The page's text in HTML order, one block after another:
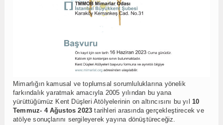
Mimarlığın kamusal ve toplumsal sorumluluklarına yönelik
farkındalık yaratmak amacıyla 2005 yılından bu yana
yürüttüğümüz Kent Düşleri Atölyelerinin on altıncısını bu yıl10
Temmuz- 4 Ağustos 2023 tarihleri arasında gerçekleştirecek ve
atölye sonuçlarını sergileyerek yayına dönüştüreceğiz.